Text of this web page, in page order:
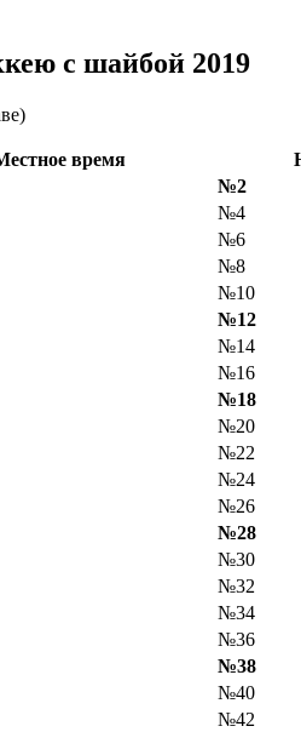
с шайбой 2019
время
№2
№4
№6
№8
№10
№12
№14
№16
№18
№20
№22
№24
№26
№28
№30
№32
№34
№36
№38
№40
№42